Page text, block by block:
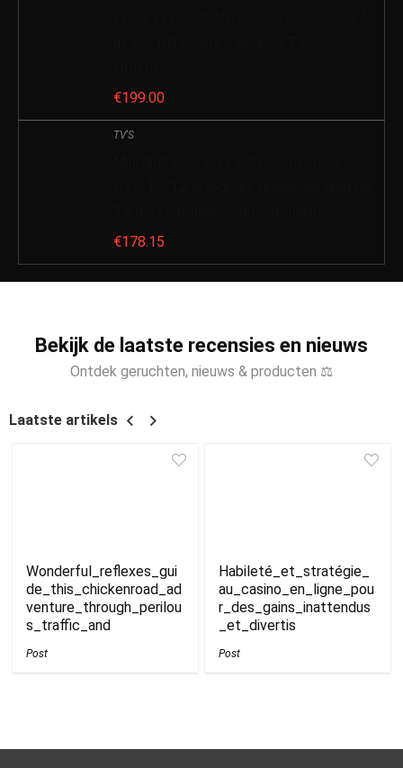
€199.00
TV'S
€178.15
Bekijk de laatste recensies en nieuws
Ontdek geruchten, nieuws & producten ⚖
Laatste artikels
Wonderful_reflexes_gui
de_this_chickenroad_ad
venture_through_perilou
s_traffic_and
Post
Habileté_et_stratégie_
au_casino_en_ligne_pou
r_des_gains_inattendus
_et_divertis
Post